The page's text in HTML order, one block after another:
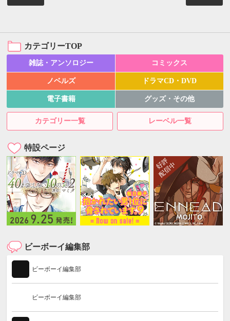
カテゴリーTOP
雑誌・アンソロジー コミックス
ノベルズ ドラマCD・DVD
電子書籍 グッズ・その他
カテゴリー一覧 レーベル一覧
特設ページ
ビーボーイ編集部
ビーボーイ編集部
ビーボーイ編集部